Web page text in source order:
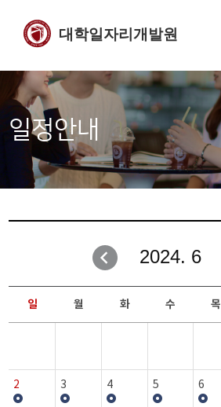
대학일자리개발원
일정안내
2024. 6
일 월 화 수 목
2 3 4 5 6